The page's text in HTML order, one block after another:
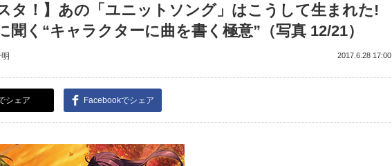
タ！】あの「ユニットソング」はこうして生まれた!
聞く“キャラクターに曲を書く極意”（写真 12/21）
2017.6.28 17:00
シェア Facebookでシェア